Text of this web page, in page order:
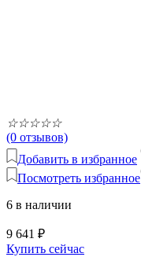
☆☆☆☆☆
(0 отзывов)
Добавить в избранное
Посмотреть избранное
6 в наличии
9 641 ₽
Купить сейчас